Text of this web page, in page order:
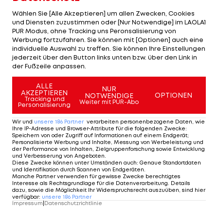
Wichtigste Helfer Hesjedals sind Tom Danielson,
Christian Vande Velde und Dan Martin.
Desweiteren sind Tyler Farrar, Robbie Hunter,
David Millar, Johan Vansummeren und David
Zabriskie nominiert.
Mehr zum Thema
Wählen Sie [Alle Akzeptieren] um allen Zwecken, Cookies
und Diensten zuzustimmen oder [Nur Notwendige] im LAOLA1
PUR Modus, ohne Tracking uns Peronsalisierung von
Werbung fortzufahren. Sie können mit [Optionen] auch eine
individuelle Auswahl zu treffen. Sie können Ihre Einstellungen
jederzeit über den Button links unten bzw. über den Link in
der Fußzeile anpassen.
ALLE
AKZEPTIEREN
Tracking und
Personalisierung
NUR
NOTWENDIGE
Weiter mit PUR-Abo
OPTIONEN
Wir und unsere 186 Partner verarbeiten personenbezogene Daten, wie
Ihre IP-Adresse und Browser-Attribute für die folgenden Zwecke:
Speichern von oder Zugriff auf Informationen auf einem Endgerät;
Personalisierte Werbung und Inhalte, Messung von Werbeleistung und
der Performance von Inhalten, Zielgruppenforschung sowie Entwicklung
und Verbesserung von Angeboten.
Diese Zwecke können unter Umständen auch: Genaue Standortdaten
und Identifikation durch Scannen von Endgeräten.
Manche Partner verwenden für gewisse Zwecke berechtigtes
Interesse als Rechtsgrundlage für die Datenverarbeitung. Details
dazu, sowie die Möglichkeit Ihr Widerspruchsrecht auszuüben, sind hier
verfügbar: unsere 186 Partner
Impressum Datenschutzrichtlinie